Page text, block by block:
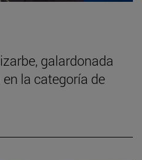
galardonada
la categoría de